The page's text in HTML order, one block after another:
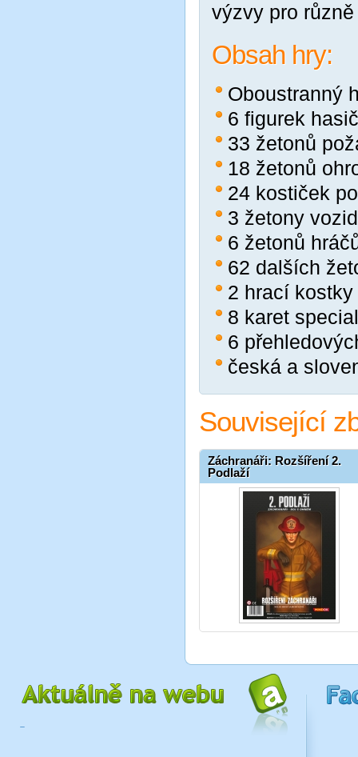
výzvy pro
Obsah hry:
Oboustranný
6 figurek
33 žetonů
18 žetonů
24 kostiček
3 žetony
6 žetonů
62 dalších
2 hrací kostky
8 karet
6
česká a
Související
Záchranáři: Rozšíření 2.
Podlaží